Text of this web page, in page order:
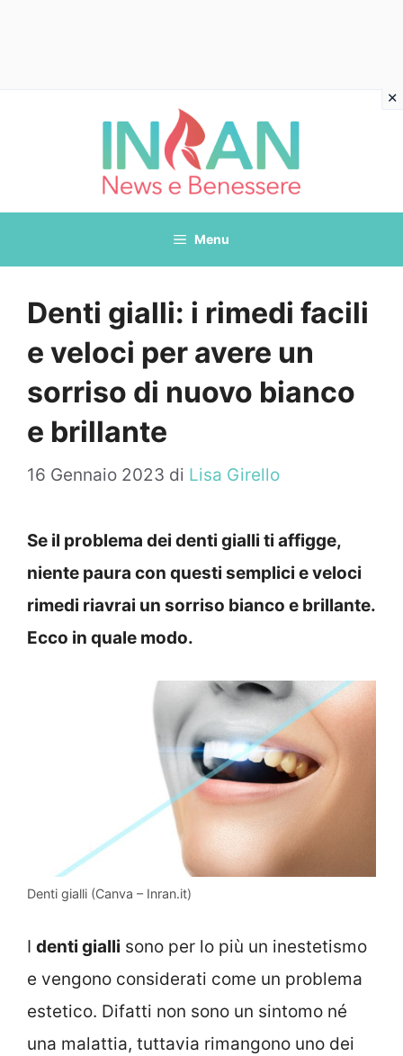
Menu
Denti gialli: i rimedi facili
e veloci per avere un
sorriso di nuovo bianco
e brillante
16 Gennaio 2023 di Lisa Girello
Se il problema dei denti gialli ti affigge,
niente paura con questi semplici e veloci
rimedi riavrai un sorriso bianco e brillante.
Ecco in quale modo.
Denti gialli (Canva – Inran.it)
I denti gialli sono per lo più un inestetismo
e vengono considerati come un problema
estetico. Difatti non sono un sintomo né
una malattia, tuttavia rimangono uno dei